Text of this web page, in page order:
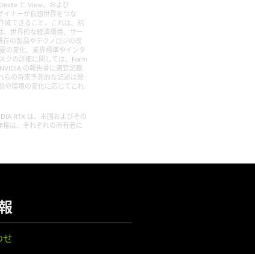
と View、および
ナーが仮想世界をつな
成できること。これは、結
、世界的な経済環境、サー
の製品やテクノロジの改
の変化、業界標準やインタ
クの詳細に関しては、Form
の報告書に適宜記載
らの将来予測的な記述は発
や環境の変化に応じてこれ
RTX は、米国およびその
は、それぞれの所有者に
せ